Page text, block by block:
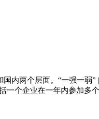
内两个层面。“一强一弱”
一个企业在一年内参加多